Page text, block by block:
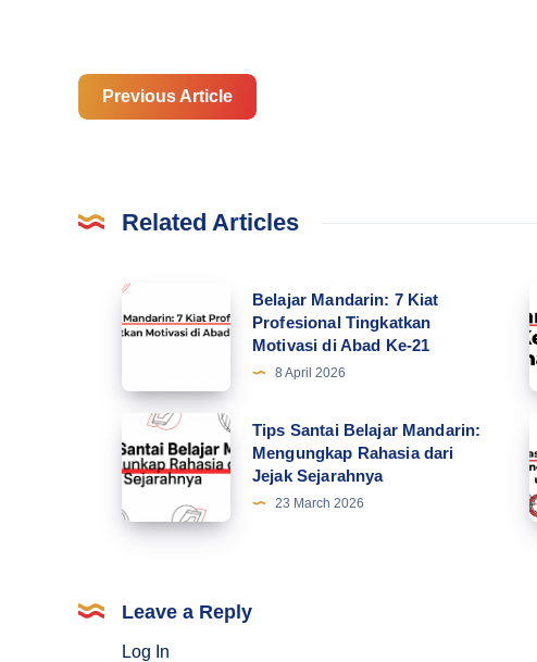
Previous Article
Related Articles
Belajar
Mandarin:
Kiat
Profesional
Tingkatkan
Motivasi
di
Belajar Mandarin: 7 Kiat
Profesional Tingkatkan
Motivasi di Abad Ke-21
8 April 2026
5
Tips
Santai
Belajar
Mandarin:
dari
Tips Santai Belajar Mandarin:
Mengungkap Rahasia dari
Jejak Sejarahnya
23 March 2026
Leave a Reply
Log In